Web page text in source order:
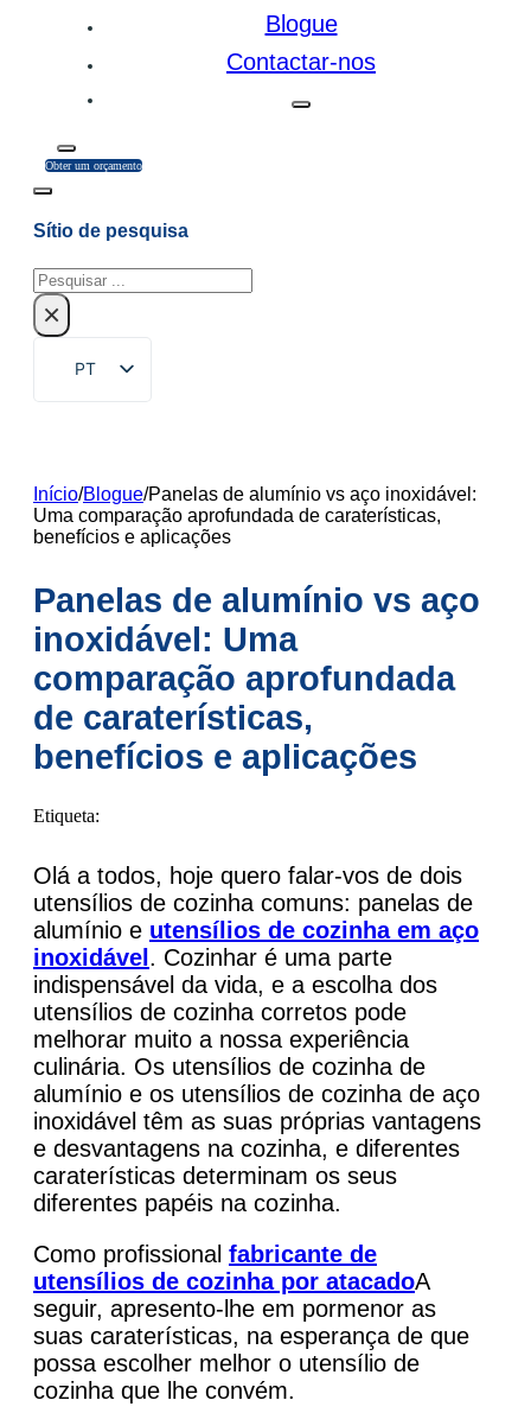
Blogue
Contactar-nos
Obter um orçamento
Sítio de pesquisa
Pesquisar
×
PT
EN
FR
DE
ES
AR
JA
KO
Início/Blogue/Panelas de alumínio vs aço inoxidável:
Uma comparação aprofundada de caraterísticas,
benefícios e aplicações
Panelas de alumínio vs aço
inoxidável: Uma
comparação aprofundada
de caraterísticas,
benefícios e aplicações
Etiqueta:
Olá a todos, hoje quero falar-vos de dois
utensílios de cozinha comuns: panelas de
alumínio e utensílios de cozinha em aço
inoxidável . Cozinhar é uma parte
indispensável da vida, e a escolha dos
utensílios de cozinha corretos pode
melhorar muito a nossa experiência
culinária. Os utensílios de cozinha de
alumínio e os utensílios de cozinha de aço
inoxidável têm as suas próprias vantagens
e desvantagens na cozinha, e diferentes
caraterísticas determinam os seus
diferentes papéis na cozinha.
Como profissional fabricante de
utensílios de cozinha por atacadoA
seguir, apresento-lhe em pormenor as
suas caraterísticas, na esperança de que
possa escolher melhor o utensílio de
cozinha que lhe convém.